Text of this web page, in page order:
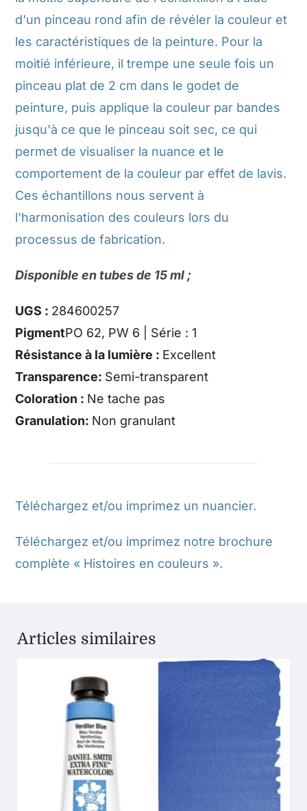
d'un pinceau rond afin de révéler la couleur et
les caractéristiques de la peinture. Pour la
moitié inférieure, il trempe une seule fois un
pinceau plat de 2 cm dans le godet de
peinture, puis applique la couleur par bandes
jusqu'à ce que le pinceau soit sec, ce qui
permet de visualiser la nuance et le
comportement de la couleur par effet de lavis.
Ces échantillons nous servent à
l'harmonisation des couleurs lors du
processus de fabrication.
Disponible en tubes de 15 ml ;
UGS : 284600257
PigmentPO 62, PW 6 | Série : 1
Résistance à la lumière : Excellent
Transparence: Semi-transparent
Coloration : Ne tache pas
Granulation: Non granulant
Téléchargez et/ou imprimez un nuancier.
Téléchargez et/ou imprimez notre brochure
complète « Histoires en couleurs ».
Articles similaires